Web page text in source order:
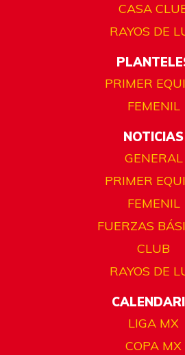
CASA
RAYOS DE
PRIMER
FEMENIL
NOTICIAS
GENERAL
PRIMER
FEMENIL
FUERZAS
CLUB
RAYOS DE
LIGA MX
COPA MX